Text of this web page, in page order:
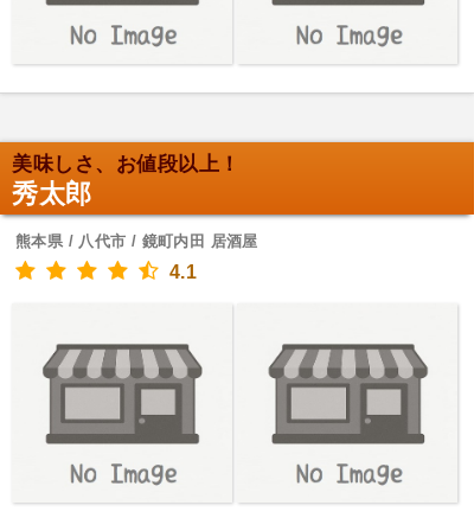
美味しさ、お値段以上！
秀太郎
熊本県 / 八代市 / 鏡町内田 居酒屋
4.1